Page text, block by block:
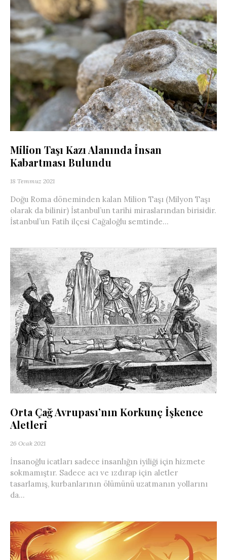
Milion Taşı Kazı Alanında İnsan
Kabartması Bulundu
18 Temmuz 2021
Doğu Roma döneminden kalan Milion Taşı (Milyon Taşı
olarak da bilinir) İstanbul’un tarihi miraslarından birisidir.
İstanbul’un Fatih ilçesi Cağaloğlu semtinde...
Orta Çağ Avrupası’nın Korkunç İşkence
Aletleri
26 Ocak 2021
İnsanoğlu icatları sadece insanlığın iyiliği için hizmete
sokmamıştır. Sadece acı ve ızdırap için aletler
tasarlamış, kurbanlarının ölümünü uzatmanın yollarını
da...